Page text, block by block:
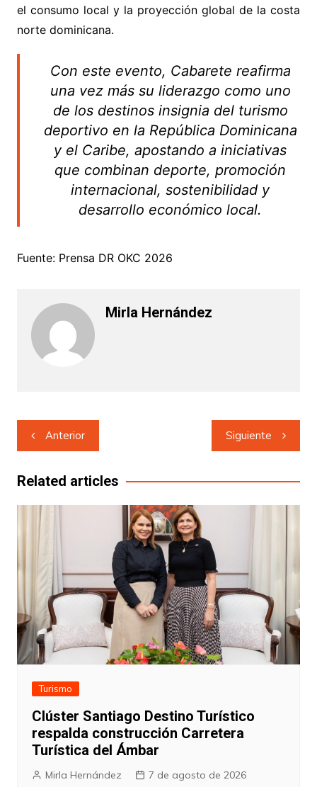
el consumo local y la proyección global de la costa
norte dominicana.
Con este evento, Cabarete reafirma
una vez más su liderazgo como uno
de los destinos insignia del turismo
deportivo en la República Dominicana
y el Caribe, apostando a iniciativas
que combinan deporte, promoción
internacional, sostenibilidad y
desarrollo económico local.
Fuente: Prensa DR OKC 2026
Mirla Hernández
Navegación
de
entradas
Anterior Siguiente
Related articles
Turismo
Clúster Santiago Destino Turístico
respalda construcción Carretera
Turística del Ámbar
Mirla Hernández
7 de agosto de 2026